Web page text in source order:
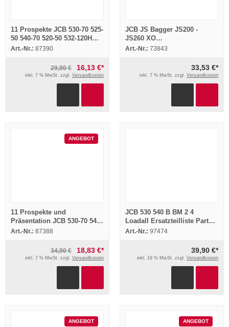
11 Prospekte JCB 530-70 525-
50 540-70 520-50 532-120H
Teleskopen Lader 2000/2001
Art.-Nr.: 87390
29,90 € 16,13 €*
inkl. 7 % MwSt. zzgl. Versandkosten
JCB JS Bagger JS200 -
JS260 XO
Schulungshandbuch
Art.-Nr.: 73843
33,53 €*
inkl. 7 % MwSt. zzgl. Versandkosten
ANGEBOT
11 Prospekte und
Präsentation JCB 530-70 540-
170 520-50 Teleskopen
Art.-Nr.: 87388
34,90 € 18,83 €*
inkl. 7 % MwSt. zzgl. Versandkosten
JCB 530 540 B BM 2 4
Loadall Ersatzteilliste Parts
List 1992 Microfich
Art.-Nr.: 97474
39,90 €*
inkl. 19 % MwSt. zzgl. Versandkosten
ANGEBOT ANGEBOT